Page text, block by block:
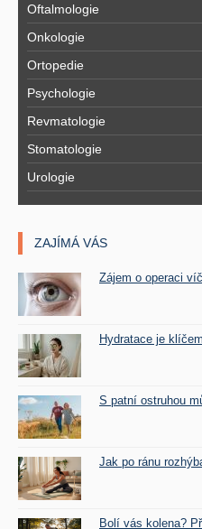
Oftalmologie
Onkologie
Ortopedie
Psychologie
Revmatologie
Stomatologie
Urologie
ZAJÍMÁ VÁS
Zájem o operaci
Hydratace je
S patní ostruhou
Jak po ránu
Bolí vás kolena?